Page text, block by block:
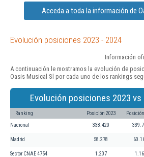
Acceda a toda la información de
Evolución posiciones 2023 - 2024
Información
A continuación le mostramos la evolución de
Oasis Musical Sl por cada uno de los rankings
Evolución posiciones 2023 vs
Ranking Posición 2023
Nacional 338.420
Madrid 58.278
Sector CNAE 4754 1.207